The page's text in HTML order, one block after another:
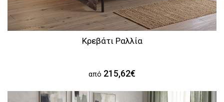
Κρεβάτι Ραλλία
από 215,62€